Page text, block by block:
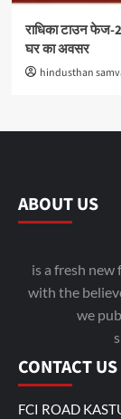
राधिका टाउन
घर का अवसर
hindusthan
ABOUT US
is a fresh
with the
we
CONTACT US
FCI ROAD